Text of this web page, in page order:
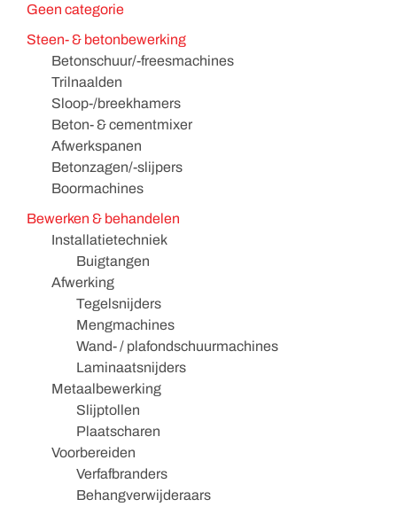
Geen categorie
Steen- & betonbewerking
Betonschuur/-freesmachines
Trilnaalden
Sloop-/breekhamers
Beton- & cementmixer
Afwerkspanen
Betonzagen/-slijpers
Boormachines
Bewerken & behandelen
Installatietechniek
Buigtangen
Afwerking
Tegelsnijders
Mengmachines
Wand- / plafondschuurmachines
Laminaatsnijders
Metaalbewerking
Slijptollen
Plaatscharen
Voorbereiden
Verfafbranders
Behangverwijderaars